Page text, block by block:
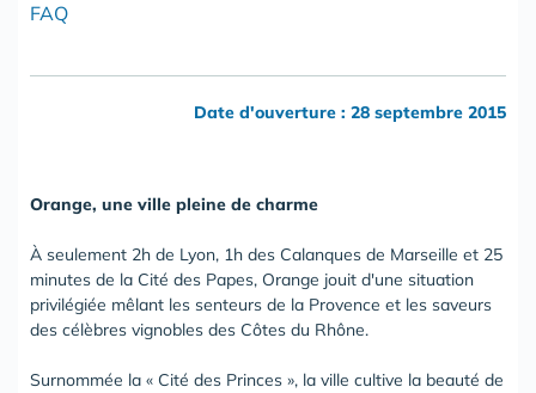
FAQ
Date d'ouverture : 28 septembre 2015
Orange, une ville pleine de charme
À seulement 2h de Lyon, 1h des Calanques de Marseille et 25
minutes de la Cité des Papes, Orange jouit d'une situation
privilégiée mêlant les senteurs de la Provence et les saveurs
des célèbres vignobles des Côtes du Rhône.
Surnommée la « Cité des Princes », la ville cultive la beauté de